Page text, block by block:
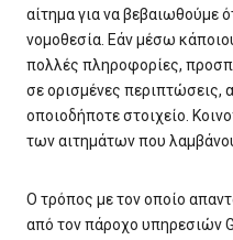
αίτημα για να βεβαιωθούμε
νομοθεσία. Εάν μέσω
πολλές πληροφορίες,
σε ορισμένες
οποιοδήποτε στοιχείο.
των αιτημάτων που
Ο τρόπος με τον οποίο
από τον πάροχο υπηρεσιών